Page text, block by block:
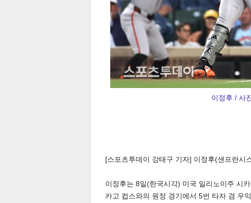
페이 트위 밴드 네이
댓글
이정후 / 사
[스포츠투데이 강태구 기자] 이정후(샌프란시
이정후는 8일(한국시각) 미국 일리노이주 시
카고 컵스와의 원정 경기에서 5번 타자 겸 우